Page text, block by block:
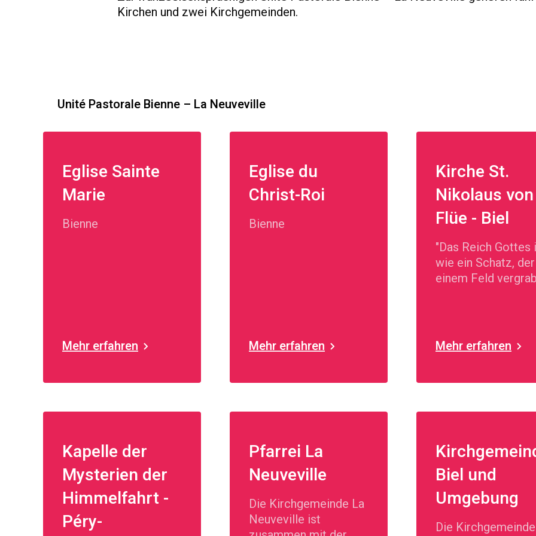
Kirchen und zwei Kirchgemeinden.
Unité Pastorale Bienne – La Neuveville
Eglise Sainte
Marie
Bienne
Mehr erfahren
Eglise du
Christ-Roi
Bienne
Mehr erfahren
Kirche St.
Nikolaus von
Flüe - Biel
"Das Reich Gottes
wie ein Schatz,
einem Feld
Und in seiner Freude
verkaufte er alles,
den Acker." Mt
Mehr erfahren
Kapelle der
Mysterien der
Himmelfahrt -
Péry-
Pfarrei La
Neuveville
Die Kirchgemeinde La
Neuveville ist
Biel und
Umgebung
Die Kirchgemeinde